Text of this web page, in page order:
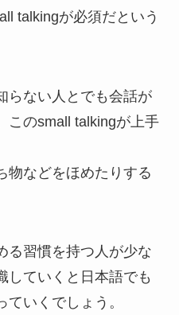
talkingが必須だという
らない人とでも会話が
このsmall talkingが上手
物などをほめたりする
る習慣を持つ人が少な
していくと日本語でも
いくでしょう。